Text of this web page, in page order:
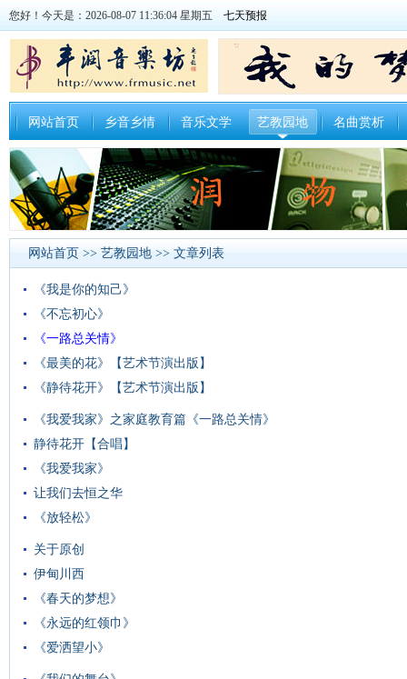
您好！今天是：2026-08-07 11:36:04 星期五
网站首页 乡音乡情 音乐文学 艺教园地 名曲赏析
网站首页 >> 艺教园地 >> 文章列表
《我是你的知己》
《不忘初心》
《一路总关情》
《最美的花》【艺术节演出版】
《静待花开》【艺术节演出版】
《我爱我家》之家庭教育篇《一路总关情》
静待花开【合唱】
《我爱我家》
让我们去恒之华
《放轻松》
关于原创
伊甸川西
《春天的梦想》
《永远的红领巾》
《爱洒望小》